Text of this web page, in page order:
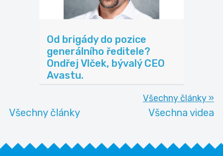
Od brigády do pozice
generálního ředitele?
Ondřej Vlček, bývalý CEO
Avastu.
Všechny články »
Všechny články Všechna videa